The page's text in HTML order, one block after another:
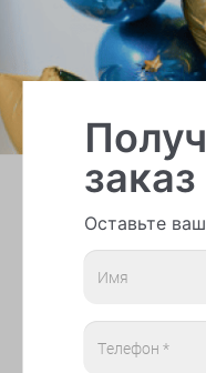
заказ
Оставьте